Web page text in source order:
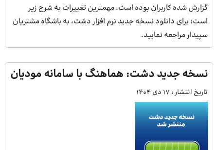
گزارش شده کاربران بوده است. مهمترین تغییرات به شرح زیر
است: برای دانلود نسخه جدید نرم افزار دشت، به باشگاه مشتریان
سپیدار مراجعه نمایید.
نسخه جدید دشت: هماهنگ با سامانه مودیان
تاریخ انتشار : 17 دی 1404